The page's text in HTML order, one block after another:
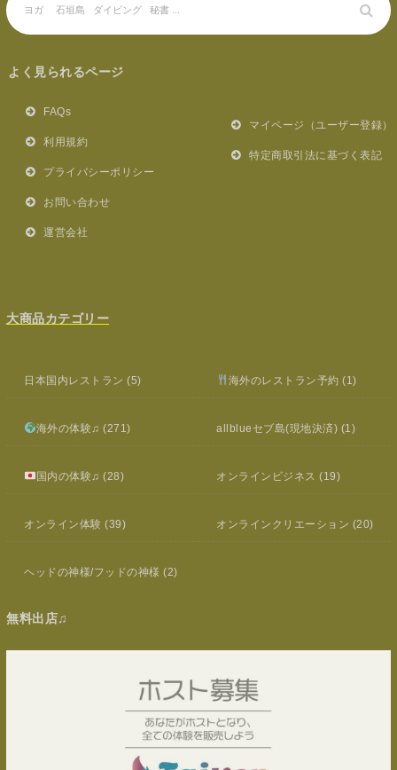
よく見られるページ
FAQs
利用規約
プライバシーポリシー
お問い合わせ
運営会社
マイページ（ユーザー登録）
特定商取引法に基づく表記
大商品カテゴリー
日本国内レストラン (5) 海外のレストラン予約 (1)
海外の体験♫ (271) allblueセブ島(現地決済) (1)
国内の体験♫ (28) オンラインビジネス (19)
オンライン体験 (39) オンラインクリエーション (20)
ヘッドの神様/フッドの神様 (2)
無料出店♫